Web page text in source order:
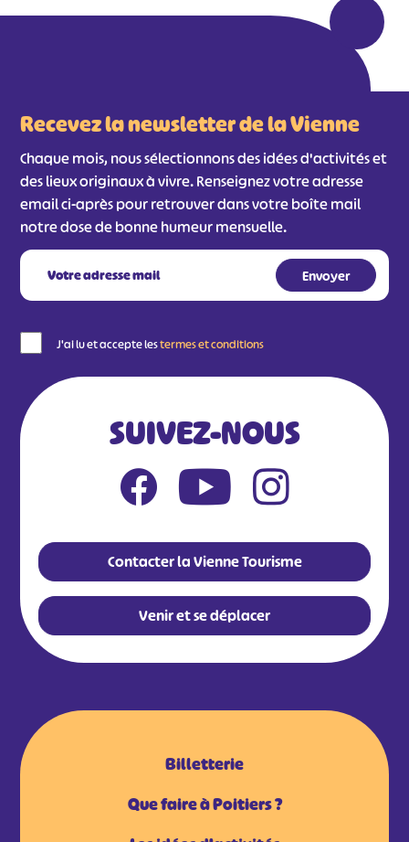
Recevez la newsletter de la Vienne
Chaque mois, nous sélectionnons des idées d'activités et
des lieux originaux à vivre. Renseignez votre adresse
email ci-après pour retrouver dans votre boîte mail
notre dose de bonne humeur mensuelle.
J'ai lu et accepte lestermes et conditions
SUIVEZ-NOUS
Contacter la Vienne Tourisme
Venir et se déplacer
Billetterie
Que faire à Poitiers ?